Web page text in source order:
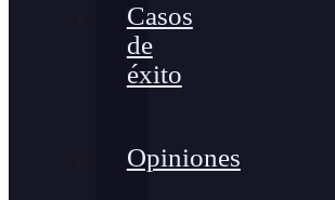
Casos
de
éxito
Opiniones